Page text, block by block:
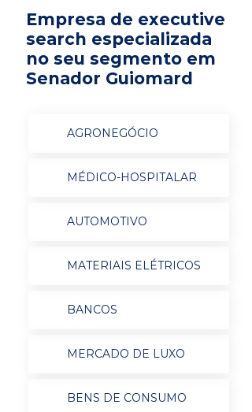
Empresa de executive
search especializada
no seu segmento em
Senador Guiomard
AGRONEGÓCIO
MÉDICO-HOSPITALAR
AUTOMOTIVO
MATERIAIS ELÉTRICOS
BANCOS
MERCADO DE LUXO
BENS DE CONSUMO